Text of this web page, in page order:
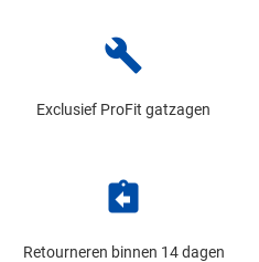
build
Exclusief ProFit gatzagen
assignment_return
Retourneren binnen 14 dagen